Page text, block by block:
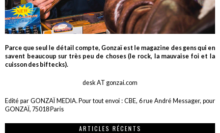
Parce que seul le détail compte, Gonzaï est le magazine des gens qui en
savent beaucoup sur très peu de choses (le rock, la mauvaise foi et la
cuisson des biftecks).
desk AT gonzai.com
Edité par GONZAÏ MEDIA. Pour tout envoi : CBE, 6 rue André Messager, pour
GONZAÏ, 75018 Paris
ARTICLES RÉCENTS